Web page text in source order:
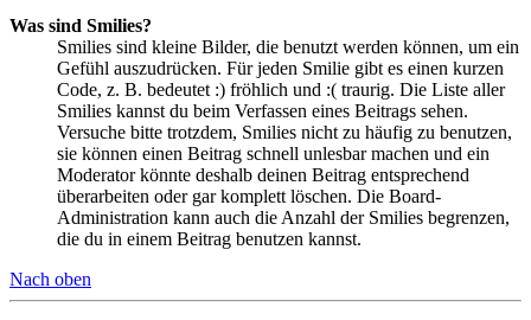
Was sind Smilies?
Smilies sind kleine Bilder, die benutzt werden können, um ein
Gefühl auszudrücken. Für jeden Smilie gibt es einen kurzen
Code, z. B. bedeutet :) fröhlich und :( traurig. Die Liste aller
Smilies kannst du beim Verfassen eines Beitrags sehen.
Versuche bitte trotzdem, Smilies nicht zu häufig zu benutzen,
sie können einen Beitrag schnell unlesbar machen und ein
Moderator könnte deshalb deinen Beitrag entsprechend
überarbeiten oder gar komplett löschen. Die Board-
Administration kann auch die Anzahl der Smilies begrenzen,
die du in einem Beitrag benutzen kannst.
Nach oben